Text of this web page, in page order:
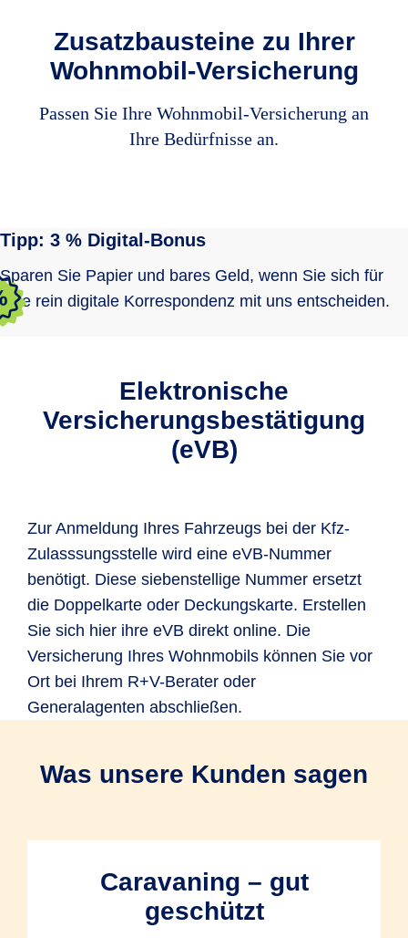
Zusatzbausteine zu Ihrer
Wohnmobil-Versicherung
Passen Sie Ihre Wohnmobil-Versicherung an
Ihre Bedürfnisse an.
Tipp: 3 % Digital-Bonus
Sparen Sie Papier und bares Geld, wenn Sie sich für
eine rein digitale Korrespondenz mit uns entscheiden.
Elektronische
Versicherungs­bestätigung
(eVB)
Zur Anmeldung Ihres Fahrzeugs bei der Kfz-
Zulasssungsstelle wird eine eVB-Nummer
benötigt. Diese siebenstellige Nummer ersetzt
die Doppelkarte oder Deckungskarte. Erstellen
Sie sich hier ihre eVB direkt online. Die
Versicherung Ihres Wohnmobils können Sie vor
Ort bei Ihrem R+V-Berater oder
Generalagenten abschließen.
Was unsere Kunden sagen
Caravaning – gut
geschützt